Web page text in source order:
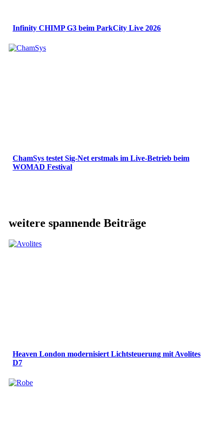
Infinity CHIMP G3 beim ParkCity Live 2026
ChamSys testet Sig-Net erstmals im Live-Betrieb beim
WOMAD Festival
weitere spannende Beiträge
Heaven London modernisiert Lichtsteuerung mit Avolites
D7